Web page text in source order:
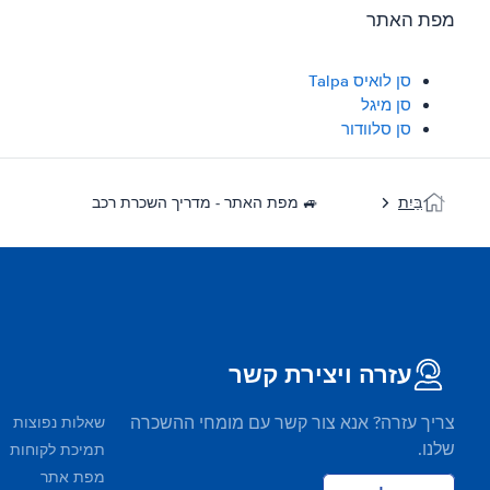
מפת האתר
סן לואיס Talpa
סן מיגל
סן סלוודור
בַּיִת 🚙 מפת האתר - מדריך השכרת רכב
עזרה ויצירת קשר
צריך עזרה? אנא צור קשר עם מומחי ההשכרה
שלנו.
שאלות נפוצות
תמיכת לקוחות
מפת אתר